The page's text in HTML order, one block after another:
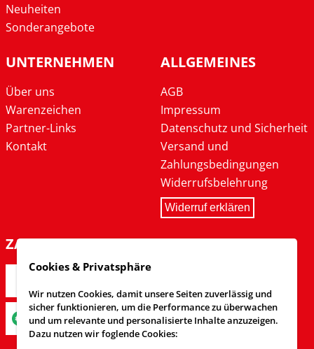
Neuheiten
Sonderangebote
UNTERNEHMEN
Über uns
Warenzeichen
Partner-Links
Kontakt
ALLGEMEINES
AGB
Impressum
Datenschutz und Sicherheit
Versand und
Zahlungsbedingungen
Widerrufsbelehrung
Widerruf erklären
ZAHLARTEN
Cookies & Privatsphäre
Wir nutzen Cookies, damit unsere Seiten zuverlässig und
sicher funktionieren, um die Performance zu überwachen
und um relevante und personalisierte Inhalte anzuzeigen.
Dazu nutzen wir foglende Cookies: